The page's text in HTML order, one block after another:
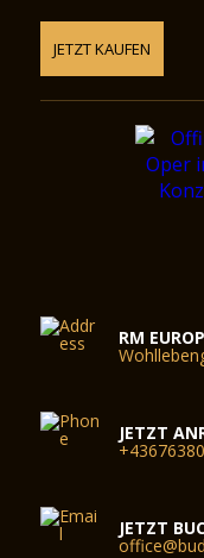
JETZT KAUFEN
RM
JETZT
JETZT